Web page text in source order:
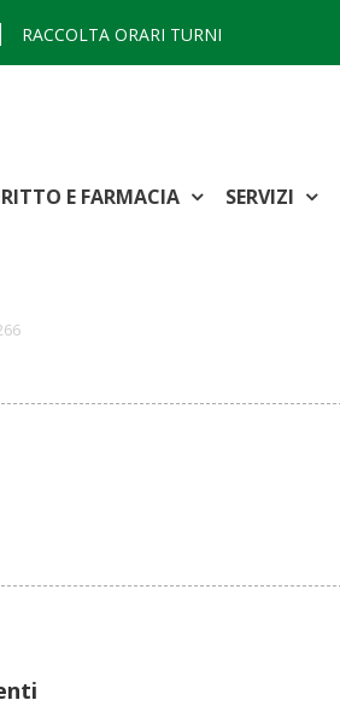
RACCOLTA ORARI TURNI
E FARMACIA SERVIZI